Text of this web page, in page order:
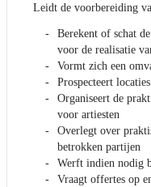
Leidt de voorbereiding
Berekent of schat
voor de realisatie
Vormt zich een
Prospecteert locaties
Organiseert de
voor artiesten
Overlegt over
betrokken partijen
Werft indien nodig
Vraagt offertes op